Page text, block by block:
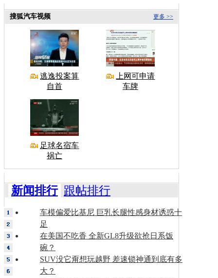
更多 >>
搜狐汽车视频
逃逸投案算
自首
上网可申请
车牌
足球名宿车
祸亡
新闻排行 跟帖排行
车模偏爱比基尼 巨乳长腿性感身材诱惑十
足
在美国不吃香 全新GL8升级欲抢日系饭
碗？
SUV没它甭想玩越野 差速锁神通到底有多
大？